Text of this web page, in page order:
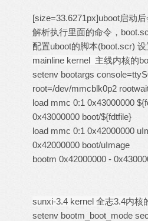
[size=33.6271px]uboot启动
解析执行里面的命令，
配置uboot的脚本(boot.scr)
mainline kernel 主线内核的
setenv bootargs
root=/dev/mmcblk0p2
load mmc 0:1 0x43000000
0x43000000 boot/${fdtfile}
load mmc 0:1 0x42000000
0x42000000 boot/uImage
bootm 0x42000000 -
sunxi-3.4 kernel 全志3.4内核
setenv bootm_boot_mode sec